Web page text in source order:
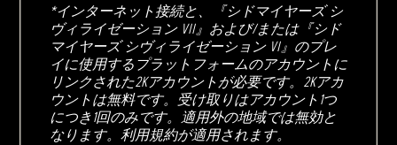
*インターネット接続と、『シドマイヤーズ シ
ヴィライゼーション VII』および/または『シド
マイヤーズ シヴィライゼーション VI』のプレ
イに使用するプラットフォームのアカウントに
リンクされた2Kアカウントが必要です。2Kアカ
ウントは無料です。受け取りはアカウント1つ
につき1回のみです。適用外の地域では無効と
なります。利用規約が適用されます。